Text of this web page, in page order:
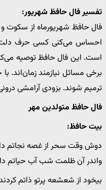
تفسیر فال حافظ شهریور:
فال حافظ شهریورماه از سکوت
احساس می‌کنی کسی حرف دلت را
است. این فال حافظ توصیه
برخی مسائل نیازمند زمان‌اند.
ترمیم شوند. بزودی آرامشی
فال حافظ متولدین مهر
بیت حافظ:
دوش وقت سحر از غصه نجاتم
واندر آن ظلمت شب آب حیاتم
بیخود از شعشعه پرتو ذاتم